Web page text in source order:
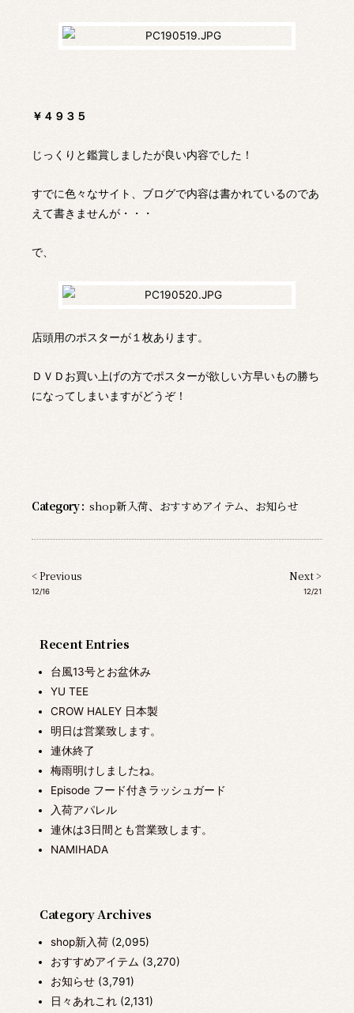
Recent Entries
台風13号とお盆休み
YU TEE
CROW HALEY 日本製
明日は営業致します。
連休終了
梅雨明けしましたね。
Episode フード付きラッシュガード
入荷アパレル
連休は3日間とも営業致します。
NAMIHADA
Category Archives
shop新入荷(2,095)
おすすめアイテム (3,270)
お知らせ(3,791)
日々あれこれ(2,131)
￥４９３５
じっくりと鑑賞しましたが良い内容でした！
すでに色々なサイト、ブログで内容は書かれているのであ
えて書きませんが・・・
で、
店頭用のポスターが１枚あります。
ＤＶＤお買い上げの方でポスターが欲しい方早いもの勝ち
になってしまいますがどうぞ！
Category : shop新入荷、 おすすめアイテム、 お知らせ
< Previous
12/16
Next >
12/21